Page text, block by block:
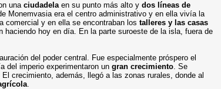
unaciudadelaen su punto más alto ydos líneas de
Monemvasia era el centro administrativo y en ella vivía la
comercial y en ella se encontraban lostalleres y las casas
hoy en día. En la parte suroeste de la isla, fuera de
del poder central. Fue especialmente próspero el
del imperio experimentaron ungran crecimiento. Se
crecimiento, además, llegó a las zonas rurales, donde al
.